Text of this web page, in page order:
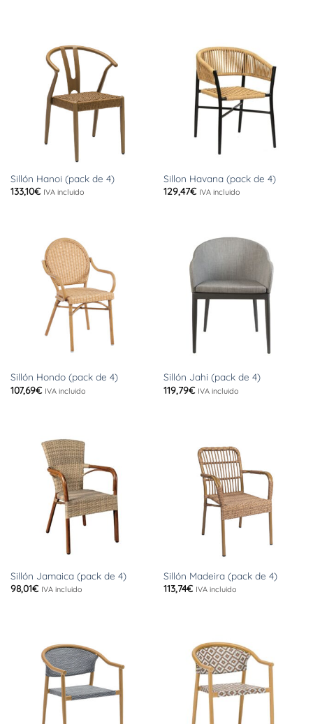
Sillón Hanoi (pack de 4)
133,10€ IVA incluido
Sillon Havana (pack de 4)
129,47€ IVA incluido
Sillón Hondo (pack de 4)
107,69€ IVA incluido
Sillón Jahi (pack de 4)
119,79€ IVA incluido
Sillón Jamaica (pack de 4)
98,01€ IVA incluido
Sillón Madeira (pack de 4)
113,74€ IVA incluido